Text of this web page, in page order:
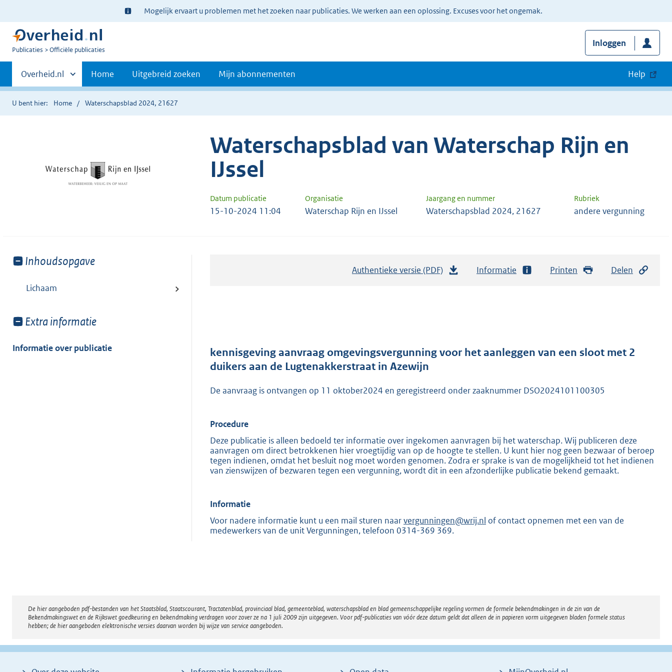
Ter
informatie:
Mogelijk ervaart u problemen met het zoeken naar publicaties. We werken aan een oplossing. Excuses voor het ongemak.
U
Publicaties Officiële publicaties
Inloggen
Primaire
navigatie
Andere
sites
binnen
Overheid.nl Home Uitgebreid zoeken Mijn abonnementen Help
U bent hier: Home Waterschapsblad 2024, 21627
Waterschapsblad van Waterschap Rijn en
IJssel
Datum publicatie Organisatie Jaargang en nummer Rubriek
15-10-2024 11:04 Waterschap Rijn en IJssel Waterschapsblad 2024, 21627 andere vergunning
Toon
van:
Inhoudsopgave
Lichaam
Toon
van:
Extra informatie
Informatie over publicatie
Authentieke versie (PDF)
d
r
t
e
:
K
Informatie Printen Delen
kennisgeving aanvraag omgevingsvergunning voor het aanleggen van een sloot met 2
duikers aan de Lugtenakkerstraat in Azewijn
De aanvraag is ontvangen op 11 oktober2024 en geregistreerd onder zaaknummer DSO2024101100305
Procedure
Deze publicatie is alleen bedoeld ter informatie over ingekomen aanvragen bij het waterschap. Wij publiceren deze
aanvragen om direct betrokkenen hier vroegtijdig van op de hoogte te stellen. U kunt hier nog geen bezwaar of beroep
tegen indienen, omdat het besluit nog moet worden genomen. Zodra er sprake is van de mogelijkheid tot het indienen
van zienswijzen of bezwaren tegen een vergunning, wordt dit in een afzonderlijke publicatie bekend gemaakt.
Informatie
Voor nadere informatie kunt u een mail sturen naarvergunningen@wrij.nl of contact opnemen met een van de
medewerkers van de unit Vergunningen, telefoon 0314-369 369.
Disclaimer
De hier aangeboden pdf-bestanden van het Staatsblad, Staatscourant, Tractatenblad, provinciaal blad, gemeenteblad, waterschapsblad en blad gemeenschappelijke regeling vormen de formele bekendmakingen in de zin van de
Bekendmakingswet en de Rijkswet goedkeuring en bekendmaking verdragen voor zover ze na 1 juli 2009 zijn uitgegeven. Voor pdf-publicaties van vóór deze datum geldt dat alleen de in papieren vorm uitgegeven bladen formele status
hebben; de hier aangeboden elektronische versies daarvan worden bij wijze van service aangeboden.